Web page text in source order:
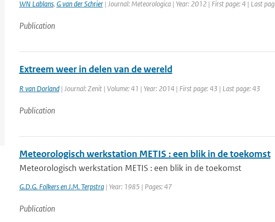
WN Lablans, G van der Schrier| Journal: Meteorologica | Year: 2012 | First page: 4 | Last
Publication
Extreem weer in delen van de wereld
R van Dorland| Journal: Zenit | Volume: 41 | Year: 2014 | First page: 43 | Last page: 43
Publication
Meteorologisch werkstation METIS : een blik in de toekomst
Meteorologisch werkstation METIS : een blik in de toekomst
G.D.G. Folkers en J.M. Terpstra| Year: 1985 | Pages: 47
Publication